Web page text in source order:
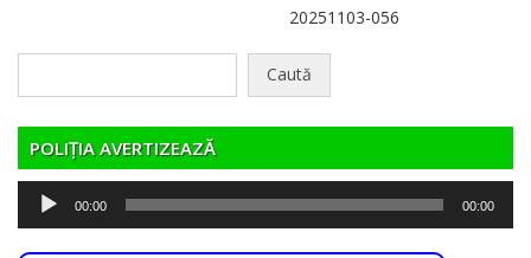
20251103-056
POLIȚIA AVERTIZEAZĂ
Player
audio
00:00 00:00